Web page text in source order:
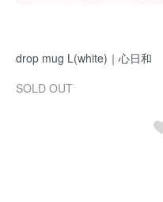
drop mug L(white)｜心日和
SOLD OUT